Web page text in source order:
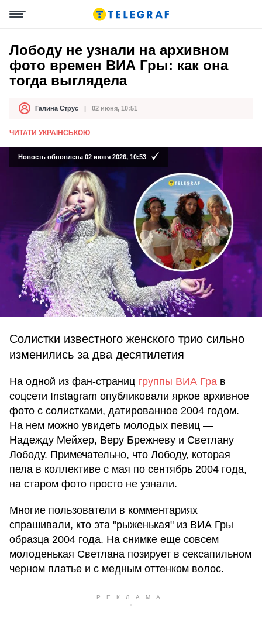
Лободу не узнали на архивном
фото времен ВИА Гры: как она
тогда выглядела
АвторГалина Струс
Дата публикации 02 июня, 10:51
ЧИТАТИ УКРАЇНСЬКОЮ
Новость обновлена 02 июня 2026, 10:53
Солистки известного женского трио сильно
изменились за два десятилетия
На одной из фан-страниц группы ВИА Гра в
соцсети Instagram опубликовали яркое архивное
фото с солистками, датированное 2004 годом.
На нем можно увидеть молодых певиц —
Надежду Мейхер, Веру Брежневу и Светлану
Лободу. Примечательно, что Лободу, которая
пела в коллективе с мая по сентябрь 2004 года,
на старом фото просто не узнали.
Многие пользователи в комментариях
спрашивали, кто эта "рыженькая" из ВИА Гры
образца 2004 года. На снимке еще совсем
молоденькая Светлана позирует в сексапильном
черном платье и с медным оттенком волос.